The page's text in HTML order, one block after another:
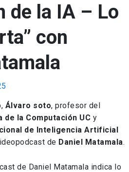
de la IA – Lo
con
Álvaro soto, profesor del
de la Computación UC y
de Inteligencia Artificial
de Daniel Matamala.
de Daniel Matamala indica lo